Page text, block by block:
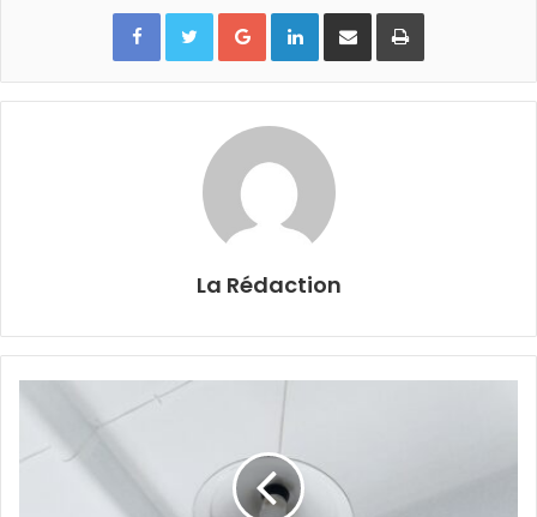
Google+LinkedinPartager par email Imprimer
La Rédaction